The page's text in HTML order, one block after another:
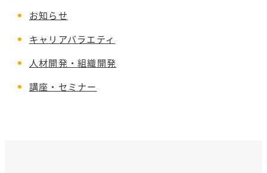
お知らせ
キャリアバラエティ
人材開発・組織開発
講座・セミナー